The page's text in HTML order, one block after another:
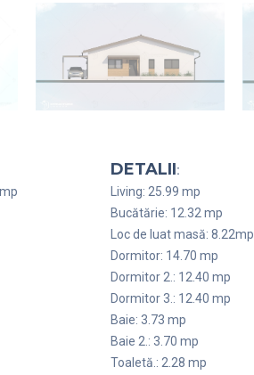
DETALII:
Living: 25.99 mp
Bucătărie: 12.32 mp
Loc de luat masă: 8.22mp
Dormitor: 14.70 mp
Dormitor 2.: 12.40 mp
Dormitor 3.: 12.40 mp
Baie: 3.73 mp
Baie 2.: 3.70 mp
Toaletă.: 2.28 mp